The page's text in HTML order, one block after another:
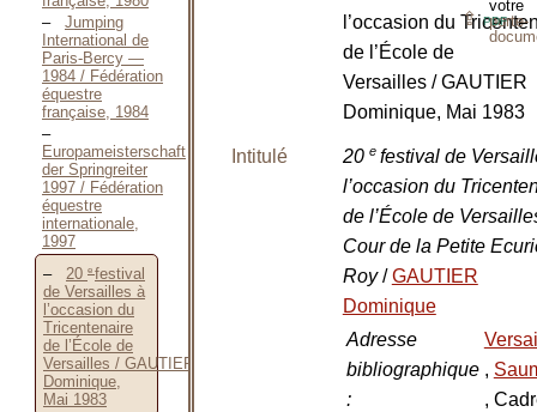
Jumping
International de
Paris-Bercy —
1984 / Fédération
équestre
française, 1984
Europameisterschaft
der Springreiter
1997 / Fédération
équestre
internationale,
1997
20 e festival
de Versailles à
l’occasion du
Tricentenaire
de l’École de
Versailles / GAUTIER
Dominique,
Mai 1983
votre
porte-
⇪PDF
l’occasion du
de l’École de
Versailles / GAUTIER
Dominique, Mai 1983
Intitulé 20 e festival de
l’occasion du
de l’École de
Cour de la Petite
Roy/GAUTIER
Dominique
Adresse
bibliographique
:
,
,